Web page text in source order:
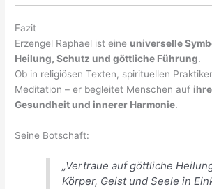
Fazit
Erzengel Raphael ist eine universelle
Heilung, Schutz und göttliche Führung.
Ob in religiösen Texten, spirituellen
Meditation – er begleitet Menschen auf
Gesundheit und innerer Harmonie.
Seine Botschaft:
„Vertraue auf göttliche
Körper, Geist und Seele in